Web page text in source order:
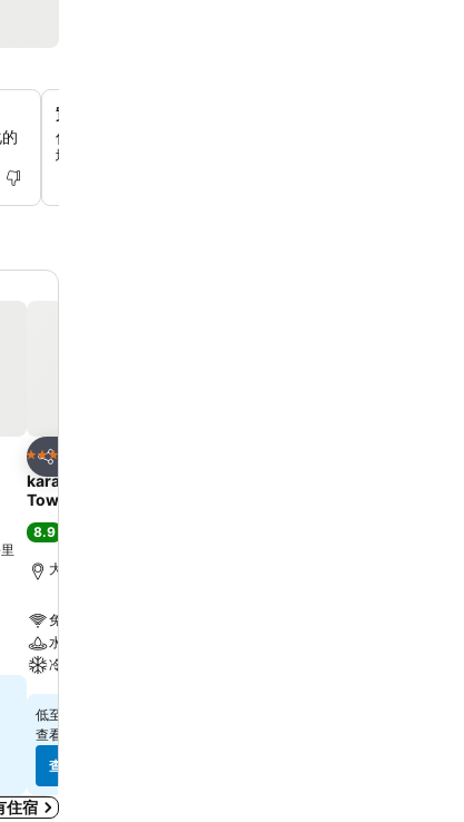
實用的乾濕分離浴室設計
你可以體驗獨立浴室佈局的便利，廁所、洗手盆和深浸浴
域。
分享
4 星級
karaksa hotel grande Shin-Osaka
Tower
8.9
大阪, 距離市中心 4.4 公里
免費 Wi-Fi
水療
冷氣
查看價格
低至
查看
查看價格
住宿